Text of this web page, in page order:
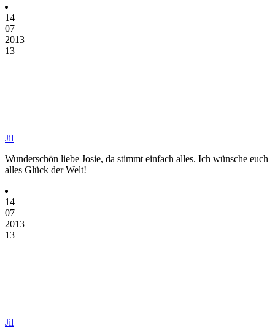
14
07
2013
13
Jil
Wunderschön liebe Josie, da stimmt einfach alles. Ich wünsche euch
alles Glück der Welt!
14
07
2013
13
Jil